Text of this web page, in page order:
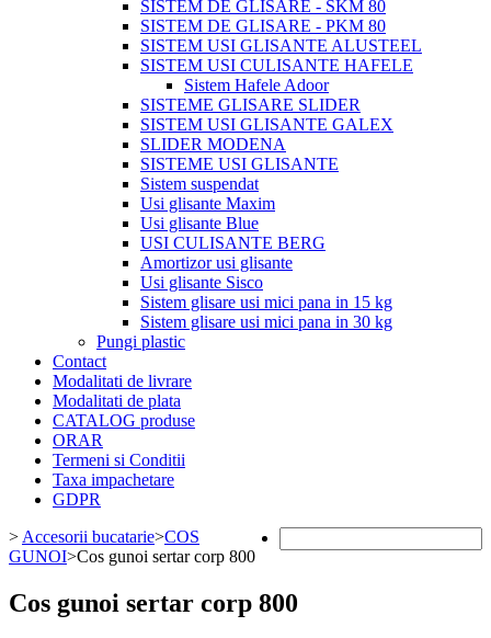
SISTEM DE GLISARE - SKM 80
SISTEM DE GLISARE - PKM 80
SISTEM USI GLISANTE ALUSTEEL
SISTEM USI CULISANTE HAFELE
Sistem Hafele Adoor
SISTEME GLISARE SLIDER
SISTEM USI GLISANTE GALEX
SLIDER MODENA
SISTEME USI GLISANTE
Sistem suspendat
Usi glisante Maxim
Usi glisante Blue
USI CULISANTE BERG
Amortizor usi glisante
Usi glisante Sisco
Sistem glisare usi mici pana in 15 kg
Sistem glisare usi mici pana in 30 kg
Pungi plastic
Contact
Modalitati de livrare
Modalitati de plata
CATALOG produse
ORAR
Termeni si Conditii
Taxa impachetare
GDPR
> Accesorii bucatarie>COS
GUNOI>Cos gunoi sertar corp 800
Cos gunoi sertar corp 800